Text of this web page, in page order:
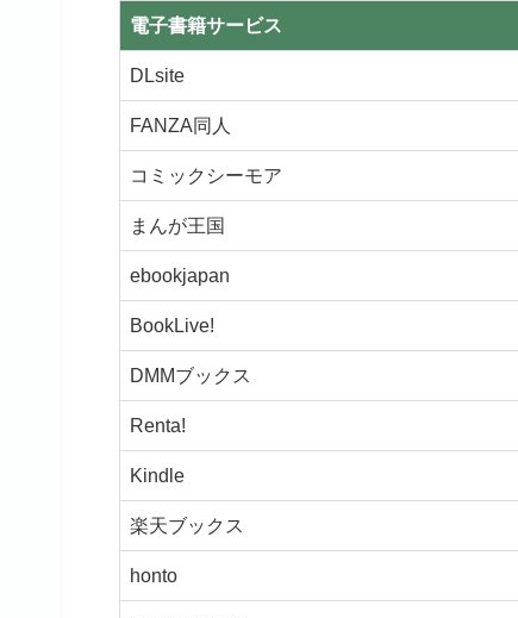
電子書籍サービス
DLsite
FANZA同人
コミックシーモア
まんが王国
ebookjapan
BookLive!
DMMブックス
Renta!
Kindle
楽天ブックス
honto